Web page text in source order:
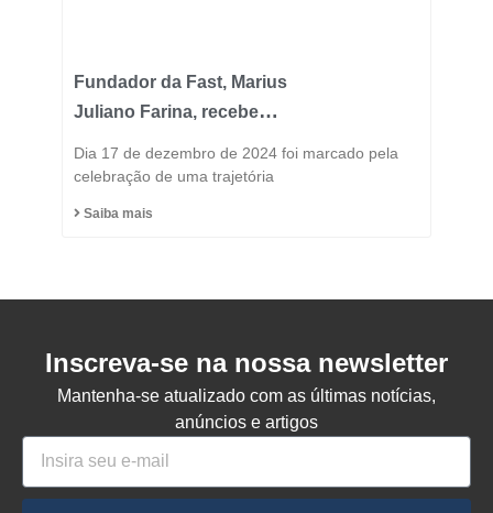
Fundador da Fast, Marius
Juliano Farina, recebe
Honorário do Município
Dia 17 de dezembro de 2024 foi marcado pela
celebração de uma trajetória
Saiba mais
Inscreva-se na nossa newsletter
Mantenha-se atualizado com as últimas notícias,
anúncios e artigos